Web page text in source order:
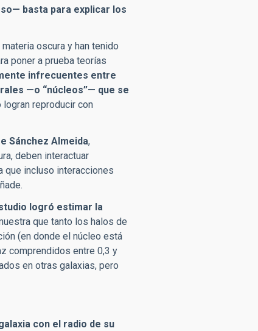
basta para explicar los
oscura y han tenido
poner a prueba teorías
infrecuentes entre
—o “núcleos”— que se
reproducir con
Sánchez Almeida,
deben interactuar
que incluso interacciones
logró estimar la
que tanto los halos de
(en donde el núcleo está
comprendidos entre 0,3 y
en otras galaxias, pero
con el radio de su